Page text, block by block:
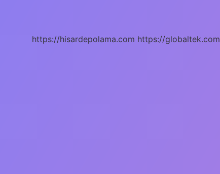
https://hisardepolama.com https://